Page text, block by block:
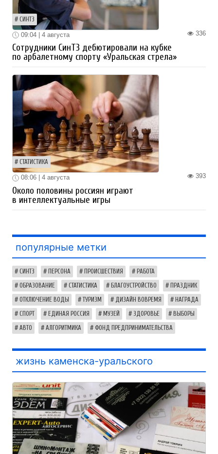
СИНТЗ
336
09:04 | 4 августа
Сотрудники СинТЗ дебютировали на кубке
по арбалетному спорту «Уральская стрела»
СТАТИСТИКА
393
08:06 | 4 августа
Около половины россиян играют
в интеллектуальные игры
популярные метки
СИНТЗ ПЕРСОНА ПРОИСШЕСТВИЯ РАБОТА
ОБРАЗОВАНИЕ СТАТИСТИКА БЛАГОУСТРОЙСТВО ПРАЗДНИК
ОТКЛЮЧЕНИЕ ВОДЫ ТУРИЗМ ДИЗАЙН ВОВРЕМЯ НАГРАДА
СПОРТ ЕДИНАЯ РОССИЯ МУЗЕЙ ЗДОРОВЬЕ ВЫБОРЫ
АВТО АЛГОРИТМИКА ФОНД ПРЕДПРИНИМАТЕЛЬСТВА
жизнь каменска-уральского